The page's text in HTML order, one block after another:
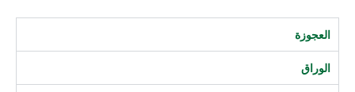
العجوزة
الوراق